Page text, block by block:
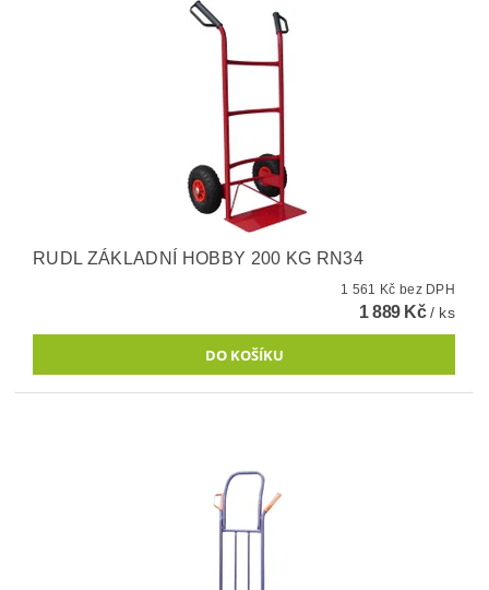
RUDL ZÁKLADNÍ HOBBY 200 KG RN34
1 561 Kč bez DPH
1 889 Kč/ ks